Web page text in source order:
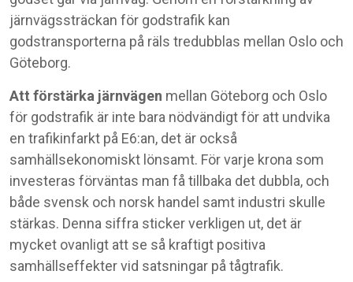
järnvägssträckan för godstrafik kan
godstransporterna på räls tredubblas mellan Oslo och
Göteborg.
Att förstärka järnvägen mellan Göteborg och Oslo
för godstrafik är inte bara nödvändigt för att undvika
en trafikinfarkt på E6:an, det är också
samhällsekonomiskt lönsamt. För varje krona som
investeras förväntas man få tillbaka det dubbla, och
både svensk och norsk handel samt industri skulle
stärkas. Denna siffra sticker verkligen ut, det är
mycket ovanligt att se så kraftigt positiva
samhällseffekter vid satsningar på tågtrafik.